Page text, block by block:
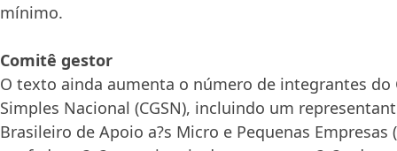
mínimo.
Comitê gestor
O texto ainda aumenta o número de integrantes do
Simples Nacional (CGSN), incluindo um
Brasileiro de Apoio a?s Micro e Pequenas Empresas